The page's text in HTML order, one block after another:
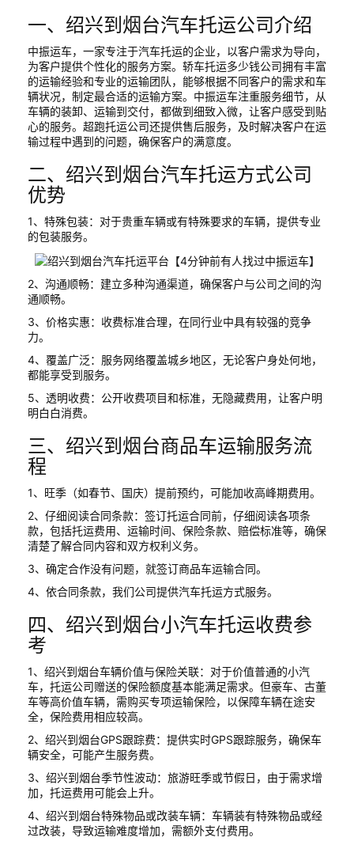
一、绍兴到烟台汽车托运公司介绍
中振运车，一家专注于汽车托运的企业，以客户需求为导向，
为客户提供个性化的服务方案。轿车托运多少钱公司拥有丰富
的运输经验和专业的运输团队，能够根据不同客户的需求和车
辆状况，制定最合适的运输方案。中振运车注重服务细节，从
车辆的装卸、运输到交付，都做到细致入微，让客户感受到贴
心的服务。超跑托运公司还提供售后服务，及时解决客户在运
输过程中遇到的问题，确保客户的满意度。
二、绍兴到烟台汽车托运方式公司
优势
1、特殊包装：对于贵重车辆或有特殊要求的车辆，提供专业
的包装服务。
2、沟通顺畅：建立多种沟通渠道，确保客户与公司之间的沟
通顺畅。
3、价格实惠：收费标准合理，在同行业中具有较强的竞争
力。
4、覆盖广泛：服务网络覆盖城乡地区，无论客户身处何地，
都能享受到服务。
5、透明收费：公开收费项目和标准，无隐藏费用，让客户明
明白白消费。
三、绍兴到烟台商品车运输服务流
程
1、旺季（如春节、国庆）提前预约，可能加收高峰期费用。
2、仔细阅读合同条款：签订托运合同前，仔细阅读各项条
款，包括托运费用、运输时间、保险条款、赔偿标准等，确保
清楚了解合同内容和双方权利义务。
3、确定合作没有问题，就签订商品车运输合同。
4、依合同条款，我们公司提供汽车托运方式服务。
四、绍兴到烟台小汽车托运收费参
考
1、绍兴到烟台车辆价值与保险关联：对于价值普通的小汽
车，托运公司赠送的保险额度基本能满足需求。但豪车、古董
车等高价值车辆，需购买专项运输保险，以保障车辆在途安
全，保险费用相应较高。
2、绍兴到烟台GPS跟踪费：提供实时GPS跟踪服务，确保车
辆安全，可能产生服务费。
3、绍兴到烟台季节性波动：旅游旺季或节假日，由于需求增
加，托运费用可能会上升。
4、绍兴到烟台特殊物品或改装车辆：车辆装有特殊物品或经
过改装，导致运输难度增加，需额外支付费用。